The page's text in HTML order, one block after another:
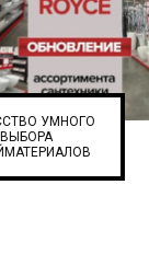
УМНОГО
ВЫБОРА